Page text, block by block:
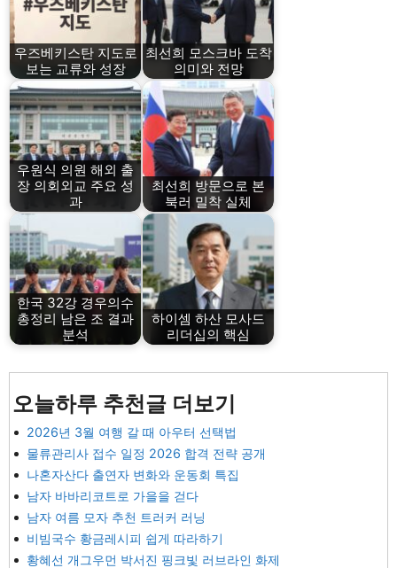
우즈베키스탄 지도로
보는 교류와 성장
최선희 모스크바 도착
의미와 전망
우원식 의원 해외 출
장 의회외교 주요 성
과
최선희 방문으로 본
북러 밀착 실체
한국 32강 경우의수
총정리 남은 조 결과
분석
하이셈 하산 모사드
리더십의 핵심
오늘하루 추천글 더보기
2026년 3월 여행 갈 때 아우터 선택법
물류관리사 접수 일정 2026 합격 전략 공개
나혼자산다 출연자 변화와 운동회 특집
남자 바바리코트로 가을을 걷다
남자 여름 모자 추천 트러커 러닝
비빔국수 황금레시피 쉽게 따라하기
황혜선 개그우먼 박서진 핑크빛 러브라인 화제